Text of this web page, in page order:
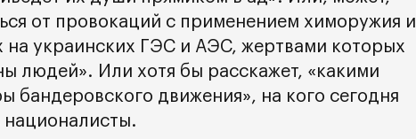
от провокаций с применением химоружия и
на украинских ГЭС и АЭС, жертвами которых
людей». Или хотя бы расскажет, «какими
бандеровского движения», на кого сегодня
националисты.